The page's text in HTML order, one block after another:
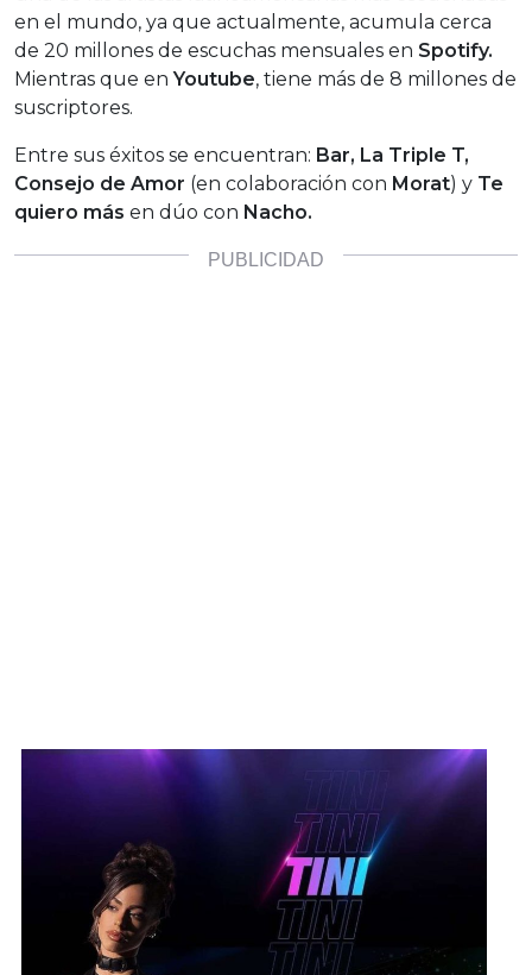
en el mundo, ya que actualmente, acumula cerca
de 20 millones de escuchas mensuales en Spotify.
Mientras que enYoutube, tiene más de 8 millones de
suscriptores.
Entre sus éxitos se encuentran: Bar, La Triple T,
Consejo de Amor (en colaboración con Morat) y Te
quiero más en dúo con Nacho.